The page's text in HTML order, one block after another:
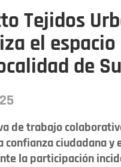
Tejidos
el
de
de trabajo
confianza ciudadana y
la participación